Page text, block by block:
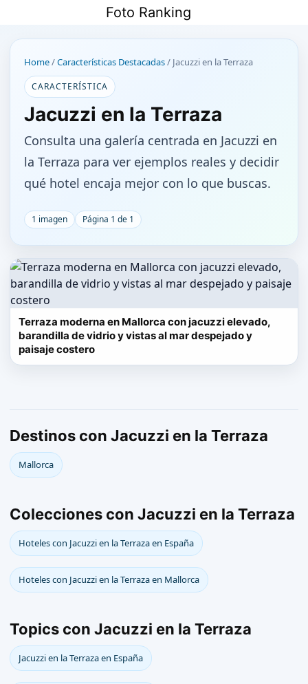
contenido
Foto Ranking
Home/Características Destacadas/ Jacuzzi en la Terraza
CARACTERÍSTICA
Jacuzzi en la Terraza
Consulta una galería centrada en Jacuzzi en
la Terraza para ver ejemplos reales y decidir
qué hotel encaja mejor con lo que buscas.
1 imagen Página 1 de 1
Terraza moderna en Mallorca con jacuzzi elevado,
barandilla de vidrio y vistas al mar despejado y
paisaje costero
Destinos con Jacuzzi en la Terraza
Mallorca
Colecciones con Jacuzzi en la Terraza
Hoteles con Jacuzzi en la Terraza en España
Hoteles con Jacuzzi en la Terraza en Mallorca
Topics con Jacuzzi en la Terraza
Jacuzzi en la Terraza en España